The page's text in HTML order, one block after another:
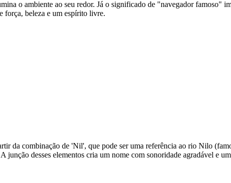
o ambiente ao seu redor. Já o significado de "navegador famoso"
força, beleza e um espírito livre.
da combinação de 'Nil', que pode ser uma referência ao rio Nilo
junção desses elementos cria um nome com sonoridade agradável e